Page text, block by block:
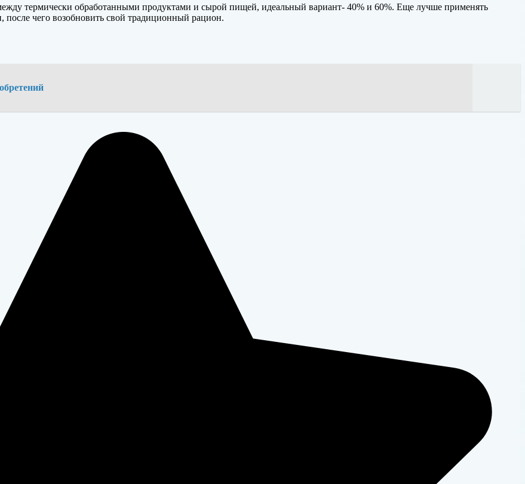
термически обработанными продуктами и сырой пищей, идеальный вариант- 40% и 60%. Еще лучше применять
после чего возобновить свой традиционный рацион.